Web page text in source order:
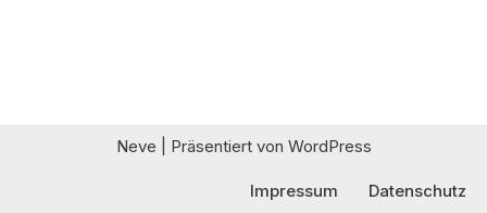
Neve | Präsentiert von WordPress
Impressum Datenschutz